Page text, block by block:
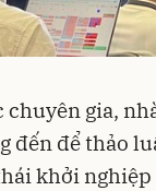
gia,
đến để thảo
khởi nghiệp